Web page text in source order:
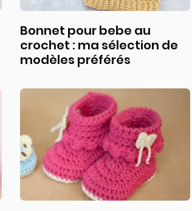
Bonnet pour bebe au
crochet : ma sélection de
modèles préférés